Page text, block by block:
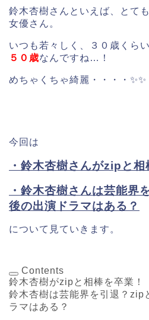
鈴木杏樹さんといえば、とて
女優さん。
いつも若々しく、３０歳くら
５０歳なんですね…！
めちゃくちゃ綺麗・・・・✨✨
今回は
・鈴木杏樹さんがzipと相
・鈴木杏樹さんは芸能界
後の出演ドラマはある？
について見ていきます。
Contents
鈴木杏樹がzipと相棒を卒業！
鈴木杏樹は芸能界を引退？zip
ラマはある？